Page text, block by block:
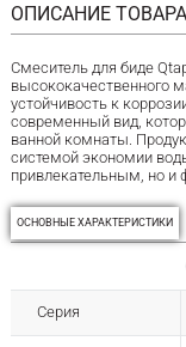
ОПИСАНИЕ ТОВАРА
Смеситель для биде
высококачественного
устойчивость к
современный вид,
ванной комнаты.
системой экономии
привлекательным, но и
ОСНОВНЫЕ ХАРАКТЕРИСТИКИ
Серия